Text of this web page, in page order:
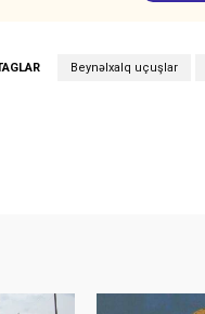
Beynəlxalq uçuşlar